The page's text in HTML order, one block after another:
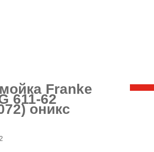
Franke
611-62
оникс